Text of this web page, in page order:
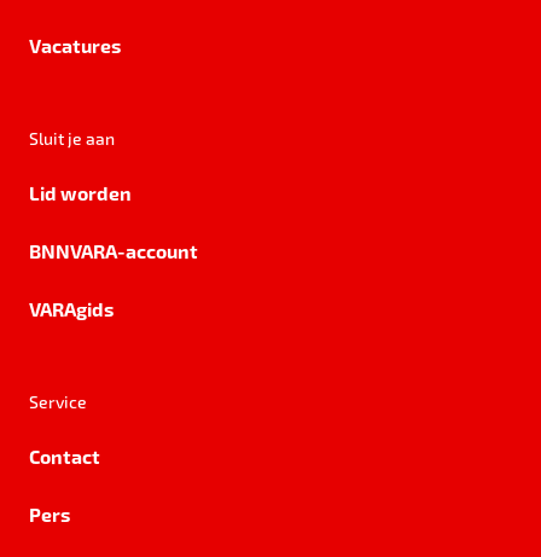
Vacatures
Sluit je aan
Lid worden
BNNVARA-account
VARAgids
Service
Contact
Pers